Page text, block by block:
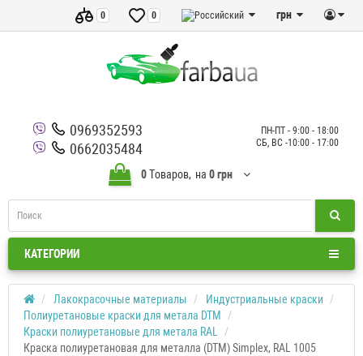
грн
0
0
0969352593
0662035484
ПН-ПТ - 9:00 - 18:00
СБ, ВС -10:00 - 17:00
0Tоваров, на 0 грн
КАТЕГОРИИ
Лакокрасочные материалы
Индустриальные краски
Полиуретановые краски для метала DTM
Краски полиуретановые для метала RAL
Краска полиуретановая для металла (DTM) Simplex, RAL 1005